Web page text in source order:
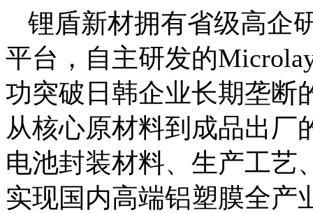
锂盾新材拥有省级高企
平台，自主研发的
功突破日韩企业长期垄断
从核心原材料到成品出厂
电池封装材料、生产工艺
实现国内高端铝塑膜全产